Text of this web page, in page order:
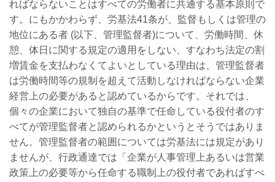
ればならないことはすべての労働者に共通する基本原則で
す。にもかかわらず、労基法41条が、監督もしくは管理の
地位にある者 (以下、管理監督者)について、労働時間、休
憩、体日に関する規定の適用をしない、すなわち法定の割
増賃金を支払わなくてよいとしている理由は、管理監督者
は労働時間等の規制を超えて活動しなければならない企業
経営上の必要があると認めているからです。それでは、
個々の企業において独自の基準で任命している役付者のす
べてが管理監督者と認められるかというとそうではありま
せん。管理監督者の範囲については労基法には規定があり
ませんが、行政通達では「企業が人事管理上あるいは営業
政策上の必要等から任命する職制上の役付者であればすべ